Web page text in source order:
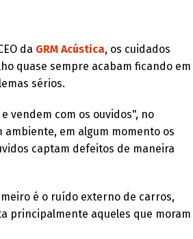
da GRM Acústica, os cuidados
quase sempre acabam ficando em
sérios.
vendem com os ouvidos", no
em algum momento os
captam defeitos de maneira
é o ruído externo de carros,
principalmente aqueles que moram